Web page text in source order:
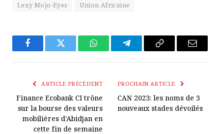
Lexy Mojo-Eyes
Union Africaine
FacebookTwitter WhatsAppTélégrammeCopier
Lien
E-
ARTICLE PRÉCÉDENT
Finance Ecobank CI trône
sur la bourse des valeurs
mobilières d’Abidjan en
cette fin de semaine
PROCHAIN ARTICLE
CAN 2023: les noms de 3
nouveaux stades dévoilés